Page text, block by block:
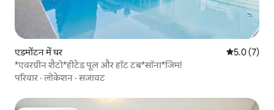
एडमोंटन में घर औसत रेटिंग 5
5.0 (7)
*एवरग्रीन शैटो*हीटेड पूल और हॉट टब*सॉना*जिम!
परिवार ·लोकेशन ·सजावट